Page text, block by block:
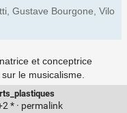
Gustave Bourgone, Vilo
et conceptrice
le musicalisme.
* · permalink